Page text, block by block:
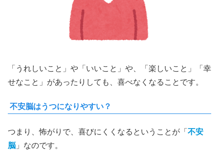
「うれしいこと」や「いいこと」や、「楽しいこと」「幸
せなこと」があったりしても、喜べなくなることです。
不安脳はうつになりやすい？
つまり、怖がりで、喜びにくくなるということが「 不安
脳 」なのです。